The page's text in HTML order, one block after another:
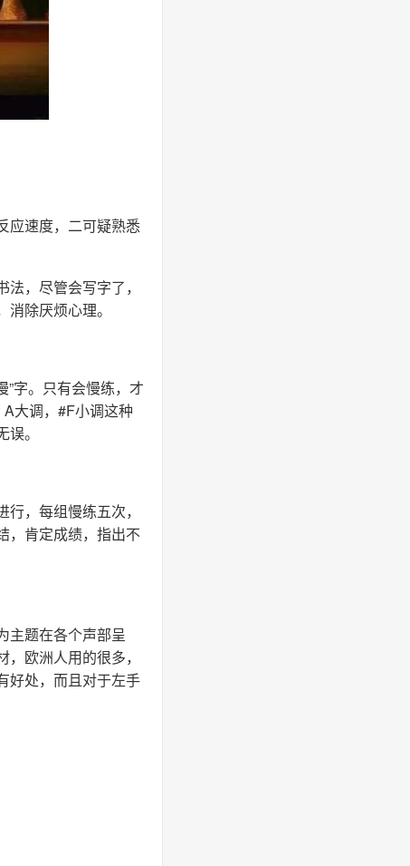
应速度，二可疑熟悉
，尽管会写字了，
除厌烦心理。
”字。只有会慢练，才
大调，#F小调这种
。
，每组慢练五次，
，肯定成绩，指出不
主题在各个声部呈
欧洲人用的很多，
好处，而且对于左手